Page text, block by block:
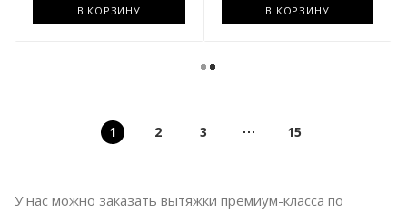
В КОРЗИНУ В КОРЗИНУ
1 2 3 15
У нас можно заказать вытяжки премиум-класса по